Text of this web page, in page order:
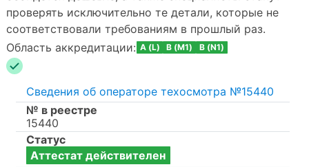
проверять исключительно те детали, которые не
соответствовали требованиям в прошлый раз.
Область аккредитации: A (L) B (M1) B (N1)
Сведения об операторе техосмотра №15440
№ в реестре
15440
Статус
Аттестат действителен